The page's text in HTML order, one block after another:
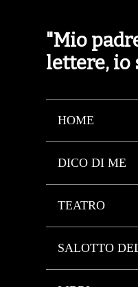
"Mio
lettere, io
HOME
DICO DI ME
TEATRO
SALOTTO